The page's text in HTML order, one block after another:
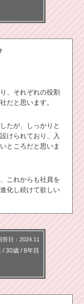
、それぞれの役割
だと思います。
たが、しっかりと
けられており、入
ところだと思いま
これからも社員を
化し続けて欲しい
答日：2024.11
/ 30歳 /8年目